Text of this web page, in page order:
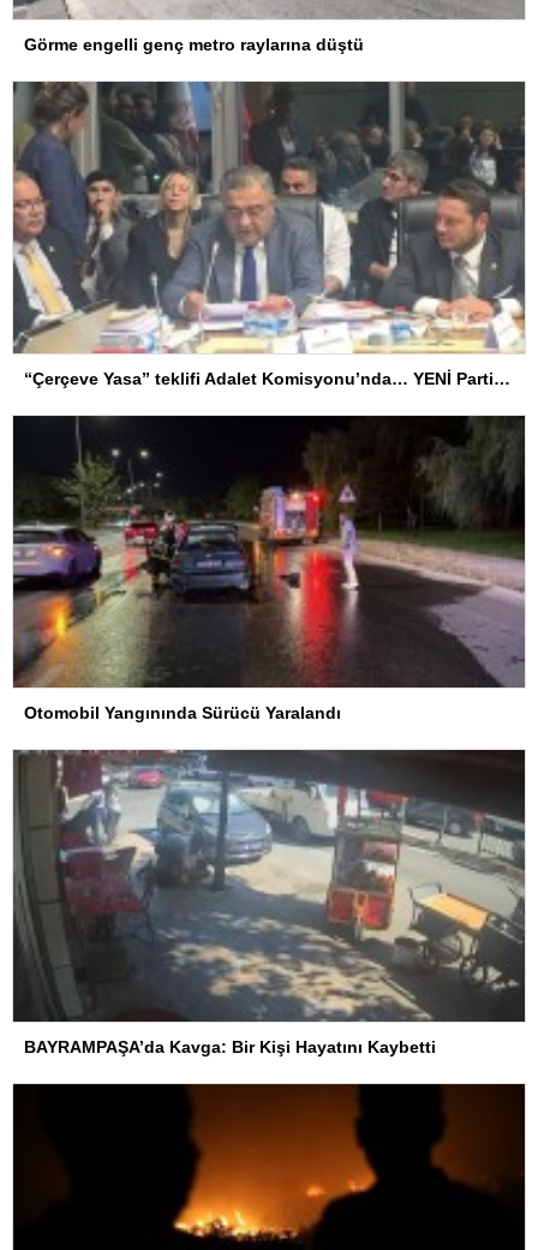
Görme engelli genç metro raylarına düştü
“Çerçeve Yasa” teklifi Adalet Komisyonu’nda… YENİ Partili Tanrıkulu: Bir insana ‘Silahını bırak, ülkene dön, siyasal ve toplumsal hayata katıl’ diyorsanız, o insan kapıdan içeri girdiğinde başına ne geleceğini bilmelidir
Otomobil Yangınında Sürücü Yaralandı
BAYRAMPAŞA’da Kavga: Bir Kişi Hayatını Kaybetti